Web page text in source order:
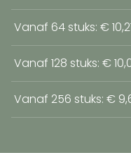
Vanaf 64 stuks: €
Vanaf 128 stuks: €
Vanaf 256 stuks: €